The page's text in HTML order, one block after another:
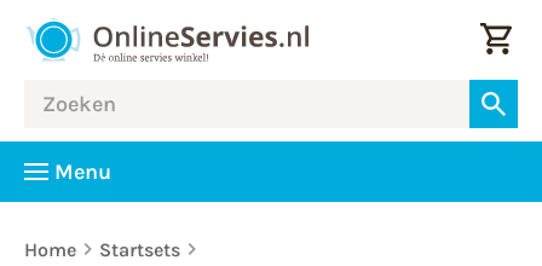
Menu
Home
Startsets